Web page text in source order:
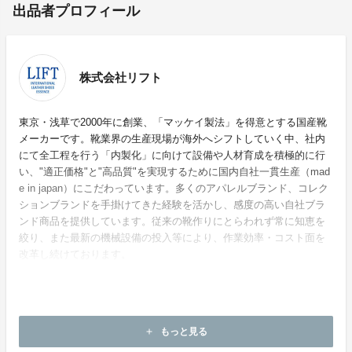
出品者プロフィール
株式会社リフト
東京・浅草で2000年に創業、「マッケイ製法」を得意とする国産靴
メーカーです。靴業界の生産現場が海外へシフトしていく中、社内
にて全工程を行う「内製化」に向けて設備や人材育成を積極的に行
い、"適正価格"と"高品質"を実現するために国内自社一貫生産（mad
e in japan）にこだわっています。多くのアパレルブランド、コレク
ションブランドを手掛けてきた経験を活かし、感度の高い自社ブラ
ンド商品を提供しています。従来の靴作りにとらわれず常に知恵を
絞り、また最新の機械設備の投入等により、作業効率・コスト面を
add もっと見る